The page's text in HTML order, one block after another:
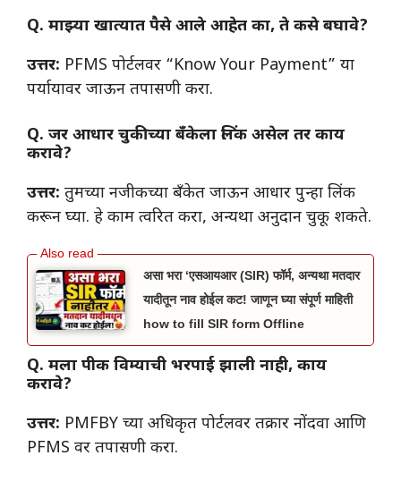
Q. माझ्या खात्यात पैसे आले आहेत का, ते कसे बघावे?
उत्तर: PFMS पोर्टलवर “Know Your Payment” या
पर्यायावर जाऊन तपासणी करा.
Q. जर आधार चुकीच्या बँकेला लिंक असेल तर काय
करावे?
उत्तर: तुमच्या नजीकच्या बँकेत जाऊन आधार पुन्हा लिंक
करून घ्या. हे काम त्वरित करा, अन्यथा अनुदान चुकू शकते.
असा भरा ‘एसआयआर (SIR) फॉर्म, अन्यथा मतदार
यादीतून नाव होईल कट! जाणून घ्या संपूर्ण माहिती
how to fill SIR form Offline
Q. मला पीक विम्याची भरपाई झाली नाही, काय
करावे?
उत्तर: PMFBY च्या अधिकृत पोर्टलवर तक्रार नोंदवा आणि
PFMS वर तपासणी करा.